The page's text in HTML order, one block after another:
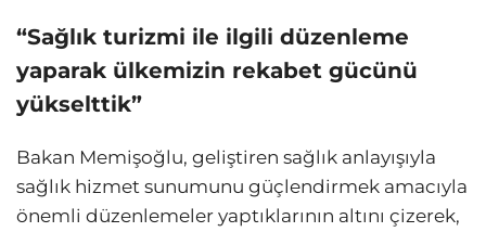
“Sağlık turizmi ile ilgili düzenleme
yaparak ülkemizin rekabet gücünü
yükselttik”
Bakan Memişoğlu, geliştiren sağlık anlayışıyla
sağlık hizmet sunumunu güçlendirmek amacıyla
önemli düzenlemeler yaptıklarının altını çizerek,